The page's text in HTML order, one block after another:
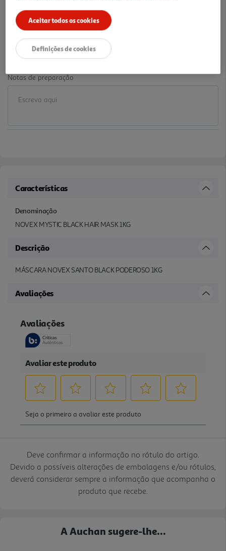
11,51 €
-10% Imediato Exclusivo Online
De 2/8/2026 a 1/9/2026
Notas de preparação
Características
Denominação
NOVEX MYSTIC BLACK HAIR MASK 1KG
Descrição
MÁSCARA NOVEX SANTO BLACK PODEROSO 1KG
Avaliações
Deve confirmar a informação no rótulo do artigo.
Devido a possíveis alterações de embalagens e/ou rótulos,
deverá considerar sempre a informação que acompanha o
produto que recebe.
A Auchan sugere-lhe...
Aceitar todos os cookies
Definições de cookies